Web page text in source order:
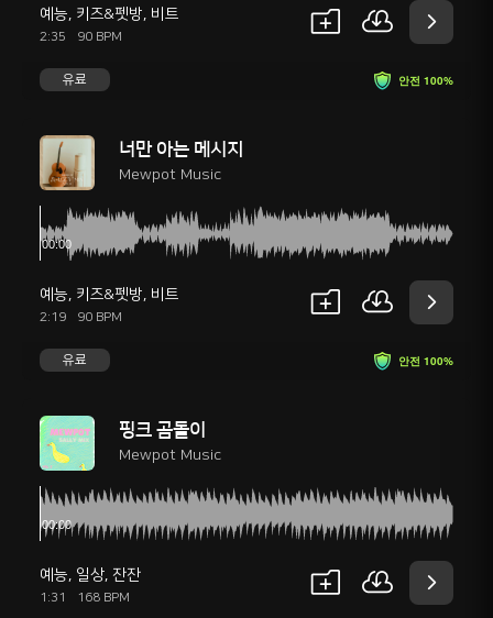
예능, 키즈&펫방, 비트
2:35 90 BPM
안전 100%
유료
너만 아는 메시지
Mewpot Music
예능, 키즈&펫방, 비트
2:19 90 BPM
안전 100%
유료
핑크 곰돌이
Mewpot Music
예능, 일상, 잔잔
1:31 168 BPM